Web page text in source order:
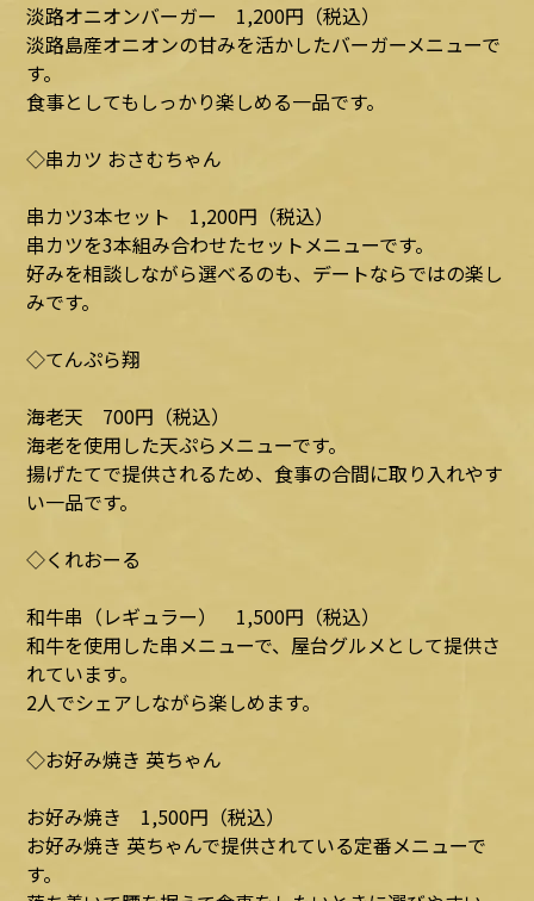
淡路オニオンバーガー 1,200円（税込）
淡路島産オニオンの甘みを活かしたバーガーメニューで
す。
食事としてもしっかり楽しめる一品です。
◇串カツ おさむちゃん
串カツ3本セット 1,200円（税込）
串カツを3本組み合わせたセットメニューです。
好みを相談しながら選べるのも、デートならではの楽し
みです。
◇てんぷら翔
海老天 700円（税込）
海老を使用した天ぷらメニューです。
揚げたてで提供されるため、食事の合間に取り入れやす
い一品です。
◇くれおーる
和牛串（レギュラー） 1,500円（税込）
和牛を使用した串メニューで、屋台グルメとして提供さ
れています。
2人でシェアしながら楽しめます。
◇お好み焼き 英ちゃん
お好み焼き 1,500円（税込）
お好み焼き 英ちゃんで提供されている定番メニューで
す。